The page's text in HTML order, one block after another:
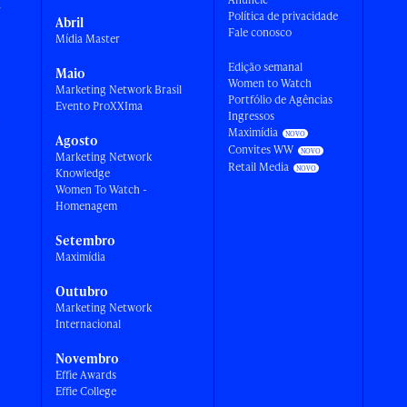
Abril
Mídia Master
Maio
Marketing Network Brasil
Evento ProXXIma
Agosto
Marketing Network
Knowledge
Women To Watch -
Homenagem
Setembro
Maximídia
Outubro
Marketing Network
Internacional
Novembro
Effie Awards
Effie College
Política de privacidade
Fale conosco
Edição semanal
Women to Watch
Portfólio de Agências
Ingressos
Maximídia
Convites WW
Retail Media